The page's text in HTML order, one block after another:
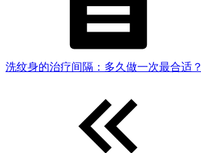
洗纹身的治疗间隔：多久做一次最合适？